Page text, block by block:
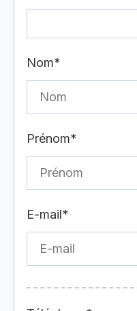
Nom*
Prénom*
E-mail*